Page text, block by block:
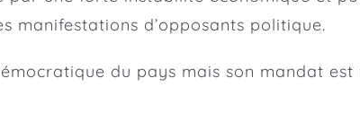
d’opposants politique.
du pays mais son mandat